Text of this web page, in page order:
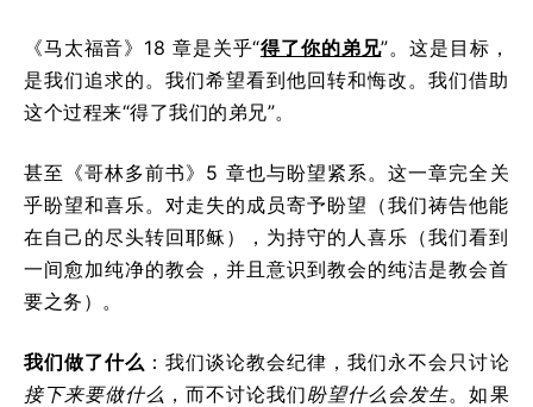
《马太福音》18 章是关乎“得了你的弟兄”。这是目标，
是我们追求的。我们希望看到他回转和悔改。我们借助
这个过程来“得了我们的弟兄”。
甚至《哥林多前书》5 章也与盼望紧系。这一章完全关
乎盼望和喜乐。对走失的成员寄予盼望（我们祷告他能
在自己的尽头转回耶稣），为持守的人喜乐（我们看到
一间愈加纯净的教会，并且意识到教会的纯洁是教会首
要之务）。
我们做了什么 ：我们谈论教会纪律，我们永不会只讨论
接下来要做什么 ，而不讨论我们盼望什么会发生。如果